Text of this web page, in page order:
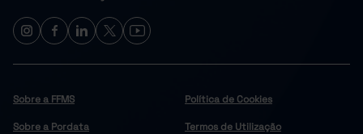
Sobre a FFMS
Sobre a Pordata
Política de Cookies
Termos de Utilização